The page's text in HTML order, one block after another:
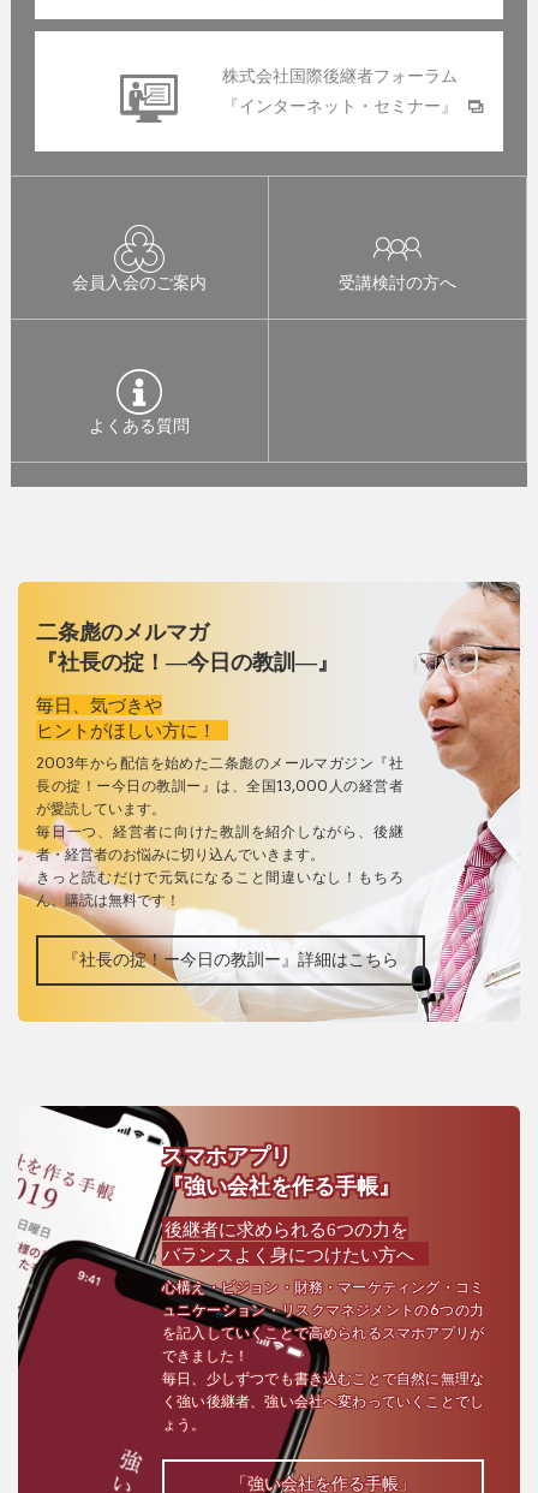
株式会社国際後継者フォーラム
『インターネット・セミナー』
会員入会のご案内 受講検討の方へ
よくある質問
二条彪のメルマガ
『社長の掟！―今日の教訓―』
毎日、気づきや
ヒントがほしい方に！
2003年から配信を始めた二条彪のメールマガジン『社
長の掟！ー今日の教訓ー』は、全国13,000人の経営者
が愛読しています。
毎日一つ、経営者に向けた教訓を紹介しながら、後継
者・経営者のお悩みに切り込んでいきます。
きっと読むだけで元気になること間違いなし！もちろ
ん、購読は無料です！
『社長の掟！ー今日の教訓ー』詳細はこちら
スマホアプリ
『強い会社を作る手帳』
後継者に求められる6つの力を
バランスよく身につけたい方へ
心構え・ビジョン・財務・マーケティング・コミ
ュニケーション・リスクマネジメントの6つの力
を記入していくことで高められるスマホアプリが
できました！
毎日、少しずつでも書き込むことで自然に無理な
く強い後継者、強い会社へ変わっていくことでし
ょう。
「強い会社を作る手帳」